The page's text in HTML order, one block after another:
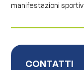
manifestazioni
CONTATTI